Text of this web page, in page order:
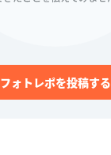
フォトレポを投稿する